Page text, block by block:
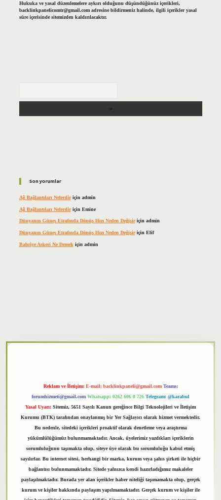
Hukuka ve yasal düzenlemelere aykırı olduğunu düşündüğünüz içerikleri,
backlinkpanelicomtr@gmail.comadresine bildirmeniz halinde, ilgili içerikler yasal
süre içerisinde sitemizden kaldırılacaktır.
Son yorumlar
Ağ Bağlantıları Nelerdiriçin admin
Ağ Bağlantıları Nelerdiriçin Emine
Dünyanın Güneş Etrafında Dönüş Hızı Neden Değişiriçin admin
Dünyanın Güneş Etrafında Dönüş Hızı Neden Değişiriçin Elif
Bahriye Askeri Ne Demek için admin
Reklam ve İletişim: E-mail: backlinkpaneli@gmail.com Teams:
forumhizmeti@gmail.com Whatsapp: 0262 606 0 726 Telegram: @karabul
Yasal Uyarı: Sitemiz, 5651 Sayılı Kanun gereğince Bilgi Teknolojileri ve İletişim
Kurumu (BTK) tarafından onaylanmış bir Yer Sağlayıcı olarak hizmet vermektedir.
Bu nedenle, sitedeki içerikleri proaktif olarak denetleme veya araştırma
yükümlülüğümüz bulunmamaktadır. Ancak, üyelerimiz yazdıkları içeriklerin
sorumluluğunu taşımakta olup, siteye üye olarak bu sorumluluğu kabul etmiş
sayılırlar. Bu internet sitesi, herhangi bir marka, kurum veya şahıs şirketi ile hiçbir
bağlantısı bulunmamaktadır. Sitede yalnızca kendi hazırladığımız makaleler
paylaşılmaktadır. Burada yer alan içerikler haber niteliği taşımamakta olup, gerçek
kurum ve kişiler hakkında paylaşım yapılmamaktadır. Gerçek kurum ve kişiler ile